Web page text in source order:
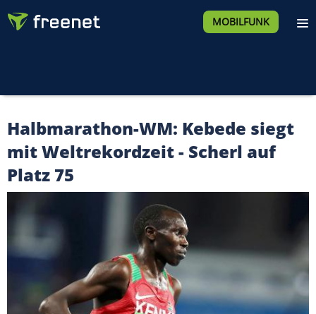
MOBILFUNK
Halbmarathon-WM: Kebede siegt
mit Weltrekordzeit - Scherl auf
Platz 75